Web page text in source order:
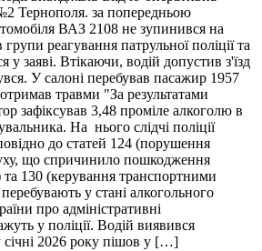
№2 Тернополя. за попередньою
ВАЗ 2108 не зупинився на
реагування патрульної поліції та
у заяві. Втікаючи, водій допустив з'їзд
У салоні перебував пасажир 1957
травми "За результатами
зафіксував 3,48 проміле алкоголю в
На нього слідчі поліції
до статей 124 (порушення
що спричинило пошкодження
та 130 (керування транспортними
у стані алкогольного
про адміністративні
у поліції. Водій виявився
2026 року пішов у […]